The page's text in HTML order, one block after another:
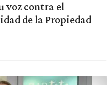
voz contra el
de la Propiedad